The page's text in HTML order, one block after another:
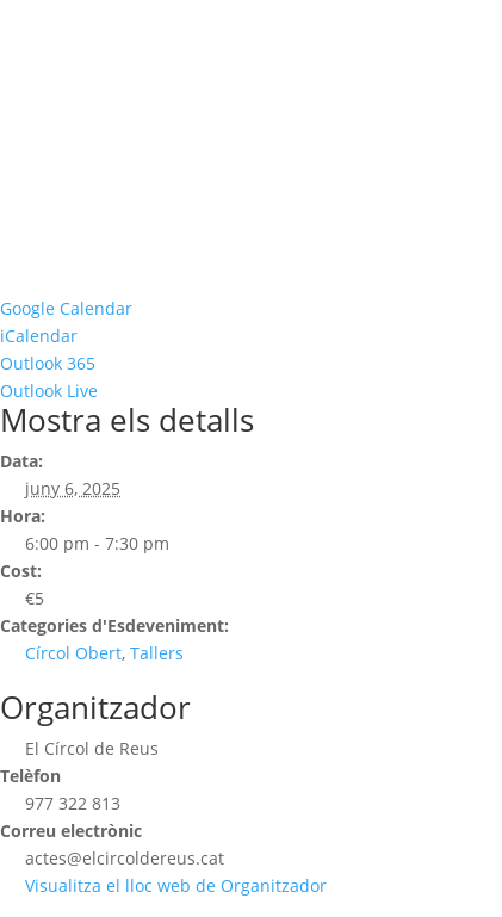
Google Calendar
iCalendar
Outlook 365
Outlook Live
Mostra els detalls
Data:
juny 6, 2025
Hora:
6:00 pm - 7:30 pm
Cost:
€5
Categories d'Esdeveniment:
Círcol Obert, Tallers
Organitzador
El Círcol de Reus
Telèfon
977 322 813
Correu electrònic
actes@elcircoldereus.cat
Visualitza el lloc web de Organitzador